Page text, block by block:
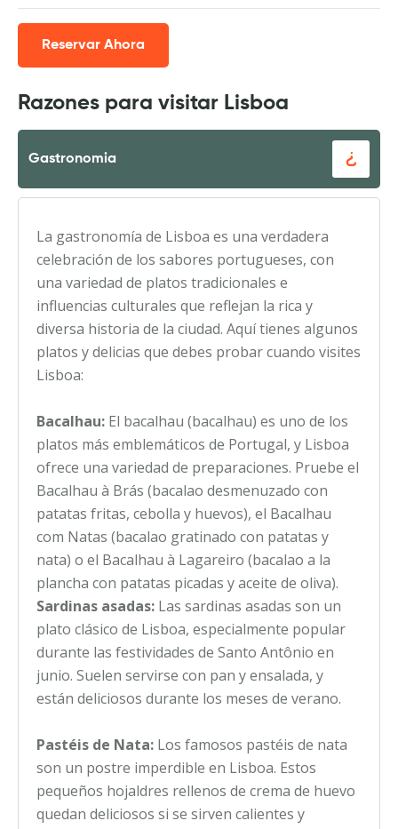
Reservar Ahora
Razones para visitar Lisboa
Gastronomia
La gastronomía de Lisboa es una verdadera
celebración de los sabores portugueses, con
una variedad de platos tradicionales e
influencias culturales que reflejan la rica y
diversa historia de la ciudad. Aquí tienes algunos
platos y delicias que debes probar cuando visites
Lisboa:
Bacalhau: El bacalhau (bacalhau) es uno de los
platos más emblemáticos de Portugal, y Lisboa
ofrece una variedad de preparaciones. Pruebe el
Bacalhau à Brás (bacalao desmenuzado con
patatas fritas, cebolla y huevos), el Bacalhau
com Natas (bacalao gratinado con patatas y
nata) o el Bacalhau à Lagareiro (bacalao a la
plancha con patatas picadas y aceite de oliva).
Sardinas asadas: Las sardinas asadas son un
plato clásico de Lisboa, especialmente popular
durante las festividades de Santo Antônio en
junio. Suelen servirse con pan y ensalada, y
están deliciosos durante los meses de verano.
Pastéis de Nata: Los famosos pastéis de nata
son un postre imperdible en Lisboa. Estos
pequeños hojaldres rellenos de crema de huevo
quedan deliciosos si se sirven calientes y